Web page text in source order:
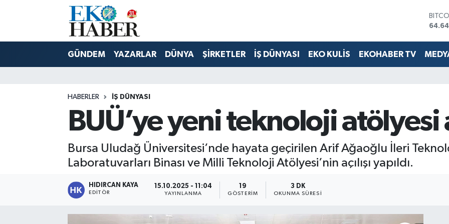
GÜNDEM YAZARLAR DÜNYA ŞİRKETLER İŞ DÜNYASI EKO KULİS EKOHABER TV
HABERLER İŞ DÜNYASI
BUÜ’ye yeni teknoloji atölyesi
Bursa Uludağ Üniversitesi’nde hayata geçirilen Arif Ağaoğlu İleri
Laboratuvarları Binası ve Milli Teknoloji Atölyesi’nin açılışı yapıldı.
HIDIRCAN KAYA
EDITÖR
15.10.2025 - 11:04
YAYINLANMA
19
GÖSTERIM
3 DK
OKUNMA SÜRESI
Hava Durumu
Tüm Manşetler
Haber Arşivi